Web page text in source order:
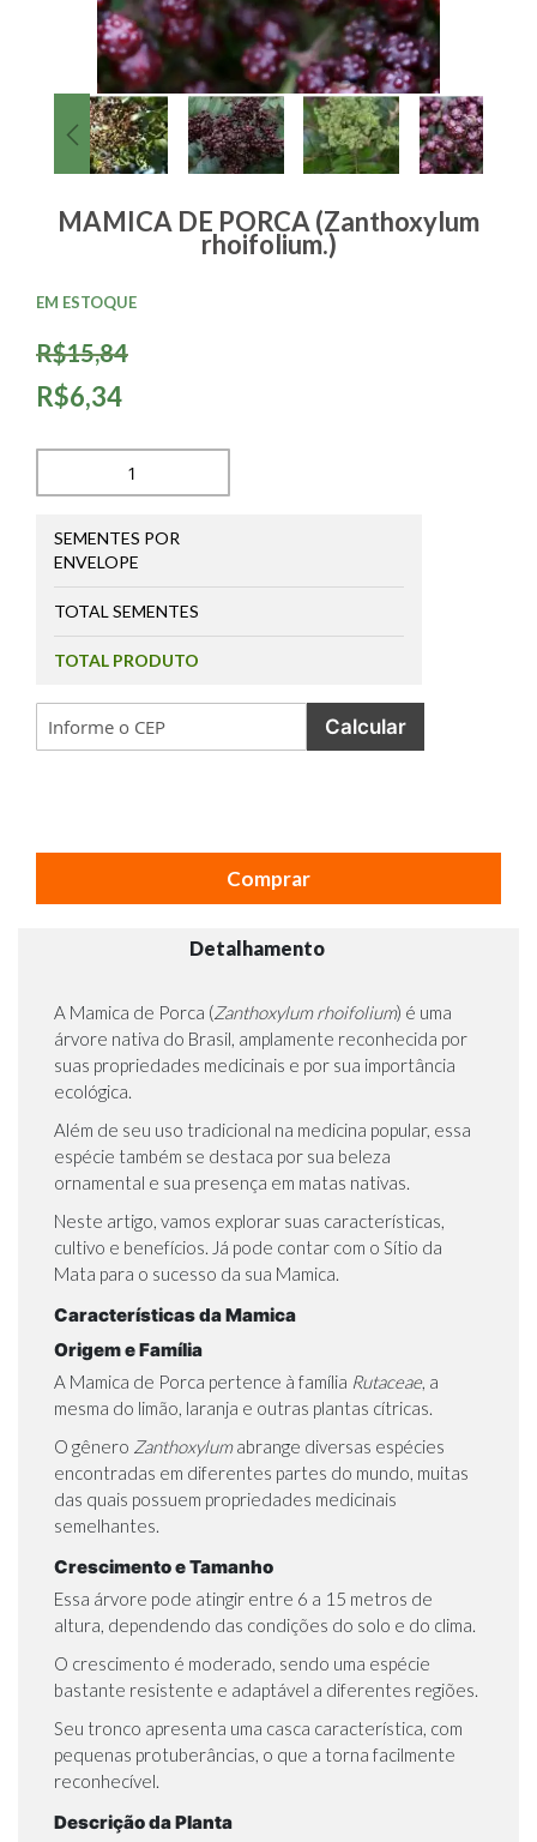
MAMICA DE PORCA (Zanthoxylum
rhoifolium.)
R$15,84
R$6,34
EM ESTOQUE
SEMENTES POR
ENVELOPE
TOTAL SEMENTES
TOTAL PRODUTO
Calcular
Comprar
Detalhamento
A Mamica de Porca (Zanthoxylum rhoifolium) é uma
árvore nativa do Brasil, amplamente reconhecida por
suas propriedades medicinais e por sua importância
ecológica.
Além de seu uso tradicional na medicina popular, essa
espécie também se destaca por sua beleza
ornamental e sua presença em matas nativas.
Neste artigo, vamos explorar suas características,
cultivo e benefícios. Já pode contar com o Sítio da
Mata para o sucesso da sua Mamica.
Características da Mamica
Origem e Família
A Mamica de Porca pertence à família Rutaceae, a
mesma do limão, laranja e outras plantas cítricas.
O gênero Zanthoxylumabrange diversas espécies
encontradas em diferentes partes do mundo, muitas
das quais possuem propriedades medicinais
semelhantes.
Crescimento e Tamanho
Essa árvore pode atingir entre 6 a 15 metros de
altura, dependendo das condições do solo e do clima.
O crescimento é moderado, sendo uma espécie
bastante resistente e adaptável a diferentes regiões.
Seu tronco apresenta uma casca característica, com
pequenas protuberâncias, o que a torna facilmente
reconhecível.
Descrição da Planta